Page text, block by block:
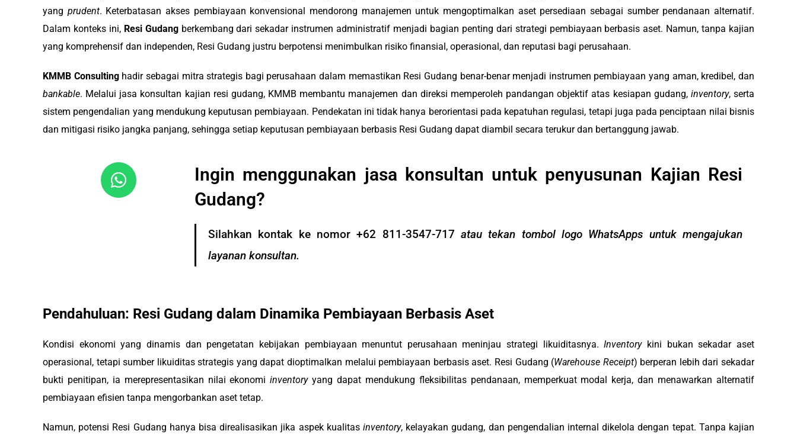
yang prudent. Keterbatasan akses pembiayaan konvensional mendorong manajemen untuk mengoptimalkan aset persediaan sebagai sumber pendanaan alternatif.
Dalam konteks ini, Resi Gudangberkembang dari sekadar instrumen administratif menjadi bagian penting dari strategi pembiayaan berbasis aset. Namun, tanpa kajian
yang komprehensif dan independen, Resi Gudang justru berpotensi menimbulkan risiko finansial, operasional, dan reputasi bagi perusahaan.
KMMB Consulting hadir sebagai mitra strategis bagi perusahaan dalam memastikan Resi Gudang benar-benar menjadi instrumen pembiayaan yang aman, kredibel, dan
bankable. Melalui jasa konsultan kajian resi gudang, KMMB membantu manajemen dan direksi memperoleh pandangan objektif atas kesiapan gudang, inventory, serta
sistem pengendalian yang mendukung keputusan pembiayaan. Pendekatan ini tidak hanya berorientasi pada kepatuhan regulasi, tetapi juga pada penciptaan nilai bisnis
dan mitigasi risiko jangka panjang, sehingga setiap keputusan pembiayaan berbasis Resi Gudang dapat diambil secara terukur dan bertanggung jawab.
Ingin menggunakan jasa konsultan untuk penyusunan Kajian Resi
Gudang?
Silahkan kontak ke nomor +62 811-3547-717 atau tekan tombol logo WhatsApps untuk mengajukan
layanan konsultan.
Pendahuluan: Resi Gudang dalam Dinamika Pembiayaan Berbasis Aset
Kondisi ekonomi yang dinamis dan pengetatan kebijakan pembiayaan menuntut perusahaan meninjau strategi likuiditasnya.Inventory kini bukan sekadar aset
operasional, tetapi sumber likuiditas strategis yang dapat dioptimalkan melalui pembiayaan berbasis aset. Resi Gudang (Warehouse Receipt) berperan lebih dari sekadar
bukti penitipan, ia merepresentasikan nilai ekonomiinventoryyang dapat mendukung fleksibilitas pendanaan, memperkuat modal kerja, dan menawarkan alternatif
pembiayaan efisien tanpa mengorbankan aset tetap.
Namun, potensi Resi Gudang hanya bisa direalisasikan jika aspek kualitas inventory, kelayakan gudang, dan pengendalian internal dikelola dengan tepat. Tanpa kajian